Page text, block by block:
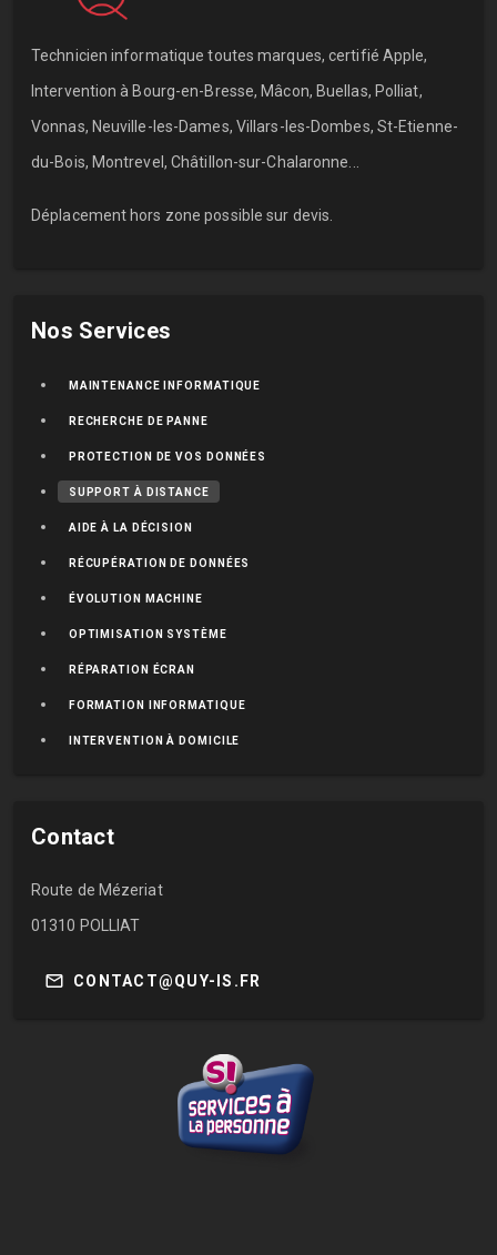
Technicien informatique toutes marques, certifié Apple,
Intervention à Bourg-en-Bresse, Mâcon, Buellas, Polliat,
Vonnas, Neuville-les-Dames, Villars-les-Dombes, St-Etienne-
du-Bois, Montrevel, Châtillon-sur-Chalaronne...
Déplacement hors zone possible sur devis.
Nos Services
MAINTENANCE INFORMATIQUE
RECHERCHE DE PANNE
PROTECTION DE VOS DONNÉES
SUPPORT À DISTANCE
AIDE À LA DÉCISION
RÉCUPÉRATION DE DONNÉES
ÉVOLUTION MACHINE
OPTIMISATION SYSTÈME
RÉPARATION ÉCRAN
FORMATION INFORMATIQUE
INTERVENTION À DOMICILE
Contact
Route de Mézeriat
01310 POLLIAT
mail CONTACT@QUY-IS.FR